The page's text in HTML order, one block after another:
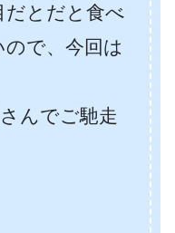
だとだと食べ
で、今回は
んでご馳走